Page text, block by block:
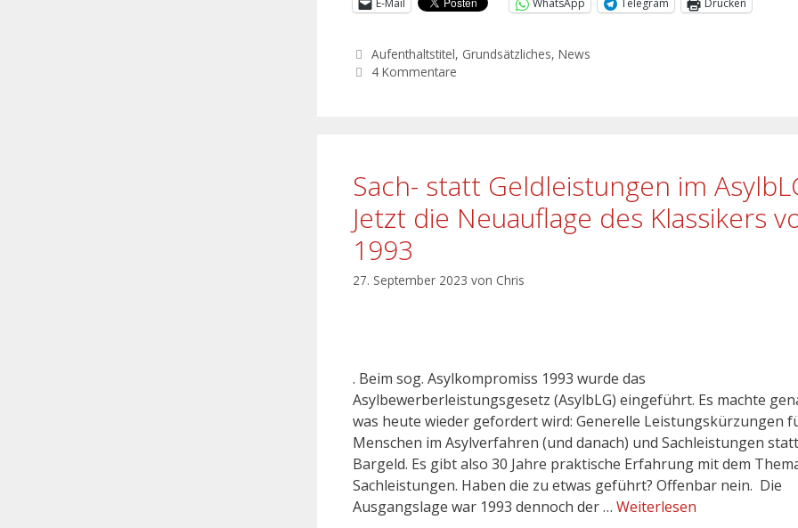
E-Mail
WhatsApp Telegram Drucken
Aufenthaltstitel, Grundsätzliches,News
4 Kommentare
Sach- statt Geldleistungen im
Jetzt die Neuauflage des Klassikers
1993
27. September 2023 von Chris
. Beim sog. Asylkompromiss 1993 wurde das
Asylbewerberleistungsgesetz (AsylbLG) eingeführt. Es machte
was heute wieder gefordert wird: Generelle Leistungskürzungen
Menschen im Asylverfahren (und danach) und Sachleistungen statt
Bargeld. Es gibt also 30 Jahre praktische Erfahrung mit dem
Sachleistungen. Haben die zu etwas geführt? Offenbar nein. Die
Ausgangslage war 1993 dennoch der … Weiterlesen